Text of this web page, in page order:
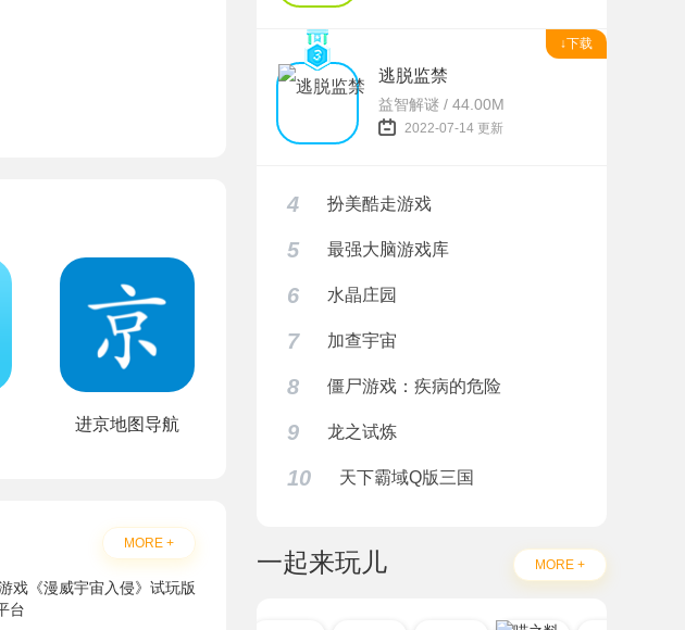
进京地图导航
MORE +
↓下载
逃脱监禁
益智解谜 / 44.00M
2022-07-14 更新
4 扮美酷走游戏
5 最强大脑游戏库
6 水晶庄园
7 加查宇宙
8 僵尸游戏：疾病的危险
9 龙之试炼
10 天下霸域Q版三国
一起来玩儿 MORE +